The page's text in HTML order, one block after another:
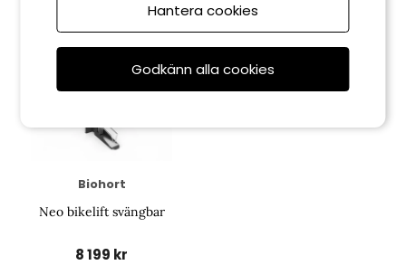
Biohort
Neo bikelift svängbar
8 199 kr
Hantera cookies
Godkänn alla cookies